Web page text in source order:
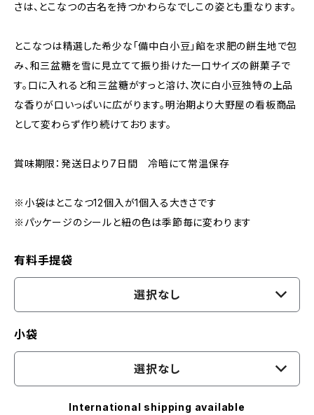
さは、とこなつの古名を持つかわらなでしこの姿とも重なります。
とこなつは精選した希少な「備中白小豆」餡を求肥の餅生地で包
み、和三盆糖を雪に見立てて振り掛けた一口サイズの餅菓子で
す。口に入れると和三盆糖がすっと溶け、次に白小豆独特の上品
な香りが口いっぱいに広がります。明治期より大野屋の看板商品
として変わらず作り続けております。
賞味期限：発送日より7日間 冷暗にて常温保存
※小袋はとこなつ12個入が1個入る大きさです
※パッケージのシールと紐の色は季節毎に変わります
有料手提袋
選択なし
小袋
選択なし
International shipping available